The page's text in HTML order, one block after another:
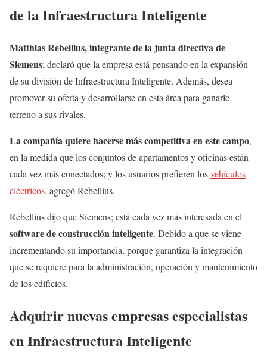
de la Infraestructura Inteligente
Matthias Rebellius, integrante de la junta directiva de
Siemens; declaró que la empresa está pensando en la expansión
de su división de Infraestructura Inteligente. Además, desea
promover su oferta y desarrollarse en esta área para ganarle
terreno a sus rivales.
La compañía quiere hacerse más competitiva en este campo,
en la medida que los conjuntos de apartamentos y oficinas están
cada vez más conectados; y los usuarios prefieren losvehículos
eléctricos, agregó Rebellius.
Rebellius dijo que Siemens; está cada vez más interesada en el
software de construcción inteligente. Debido a que se viene
incrementando su importancia, porque garantiza la integración
que se requiere para la administración, operación y mantenimiento
de los edificios.
Adquirir nuevas empresas especialistas
en Infraestructura Inteligente